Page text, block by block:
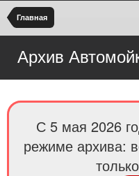
Главная
Архив
С 5 мая 2026
режиме архива: